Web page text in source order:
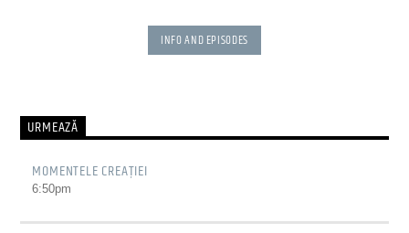
se pe nevoile credinciosului din societatea secolului 21.
INFO AND EPISODES
URMEAZĂ
MOMENTELE CREAȚIEI
6:50pm